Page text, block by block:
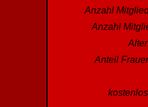
Anzahl
Anzahl
Anteil